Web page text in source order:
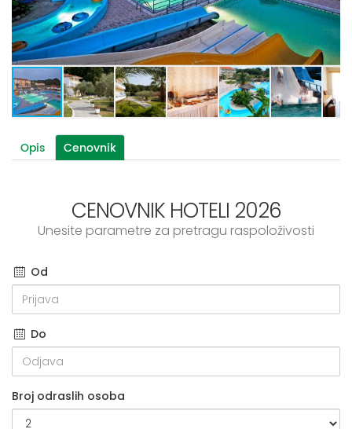
Opis Cenovnik
CENOVNIK HOTELI 2026
Unesite parametre za pretragu raspoloživosti
Od
Do
Broj odraslih osoba